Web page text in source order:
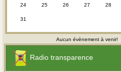
24 25 26 27 28
31
Aucun évènement à venir!
Radio transparence